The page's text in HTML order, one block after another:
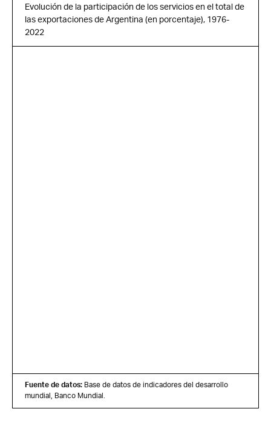
Evolución de la participación de los servicios en el total de
las exportaciones de Argentina (en porcentaje), 1976-
2022
Fuente de datos: Base de datos de indicadores del desarrollo
mundial, Banco Mundial.